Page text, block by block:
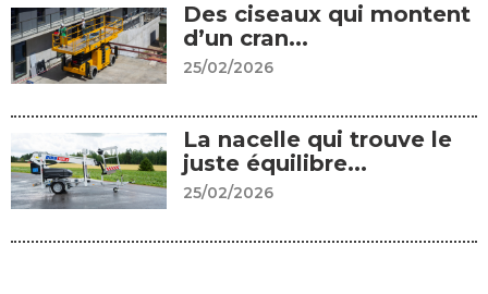
Des ciseaux qui montent
d’un cran...
25/02/2026
La nacelle qui trouve le
juste équilibre...
25/02/2026